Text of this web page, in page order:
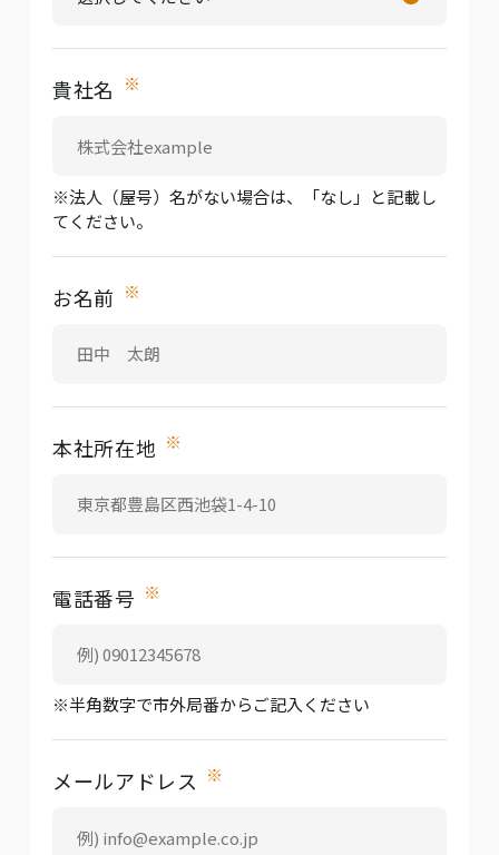
貴社名 ※
※法人（屋号）名がない場合は、「なし」と記載し
てください。
お名前 ※
本社所在地 ※
電話番号 ※
※半角数字で市外局番からご記入ください
メールアドレス ※